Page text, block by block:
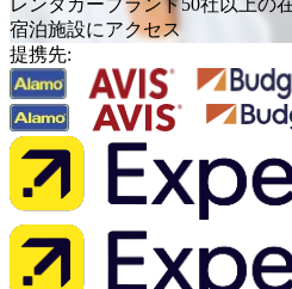
宿泊施設にアクセス
提携先: